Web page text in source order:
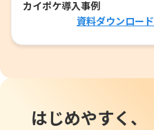
カイポケ導入事例
資料ダウンロード
はじめやすく、